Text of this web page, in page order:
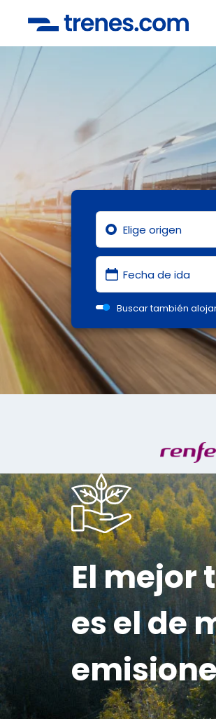
Buscar también
El mejor
es el de